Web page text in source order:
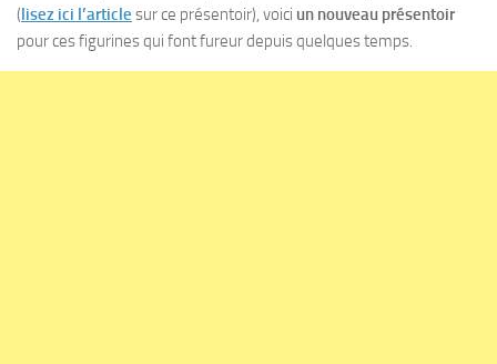
(lisez ici l’article sur ce présentoir), voici un nouveau présentoir
pour ces figurines qui font fureur depuis quelques temps.